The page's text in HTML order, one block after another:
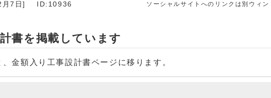
7日] ID:10936 ソーシャルサイトへのリンクは別ウィン
書を掲載しています
金額入り工事設計書ページに移ります。